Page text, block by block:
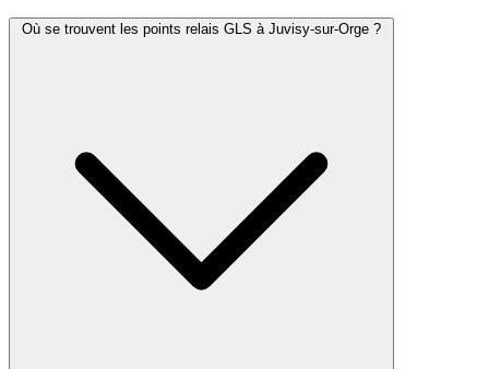
Où se trouvent les points relais GLS à Juvisy-sur-Orge ?